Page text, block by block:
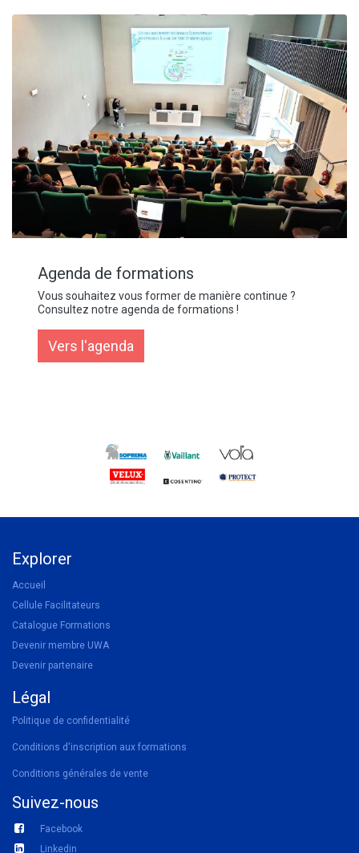
Agenda de formations
Vous souhaitez vous former de manière continue ?
Consultez notre agenda de formations !
Vers l'agenda
Explorer
Accueil
Cellule Facilitateurs
Catalogue Formations
Devenir membre UWA
Devenir partenaire
Légal
Politique de confidentialité
Conditions d'inscription aux formations
Conditions générales de vente
Suivez-nous
Facebook
Linkedin